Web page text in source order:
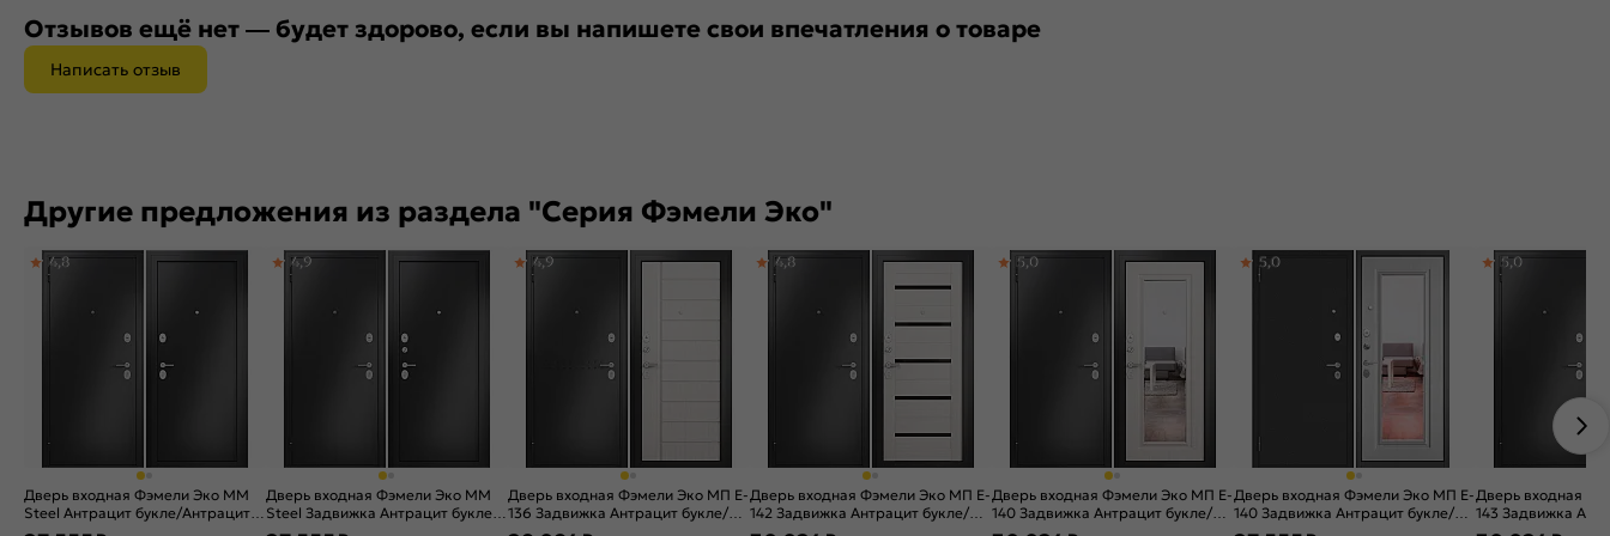
Отзывов ещё нет — будет здорово, если вы напишете свои впечатления о товаре
Написать отзыв
Другие предложения из раздела "Серия Фэмели Эко"
Дверь входная Фэмели Эко ММ
Steel Антрацит букле/Антрацит
букле, 2 замка
4,8
Дверь входная Фэмели Эко ММ
Steel Задвижка Антрацит букле/
Антрацит букле, 2 замка, с
4,9
Дверь входная Фэмели Эко МП E-
136 Задвижка Антрацит букле/
Бьянко ларче, 2 замка, с ночной
4,9
Дверь входная Фэмели Эко МП E-
142 Задвижка Антрацит букле/
Бьянко ларче, 2 замка, с ночной
4,8
Дверь входная Фэмели Эко МП E-
140 Задвижка Антрацит букле/
Бьянко ларче, с зеркалом, 2
5,0
Дверь входная Фэмели Эко МП E-
140 Задвижка Антрацит букле/
Белый ларче, с зеркалом, 2
5,0
Дверь входная
143 Задвижка
Белый ларче, 2
5,0